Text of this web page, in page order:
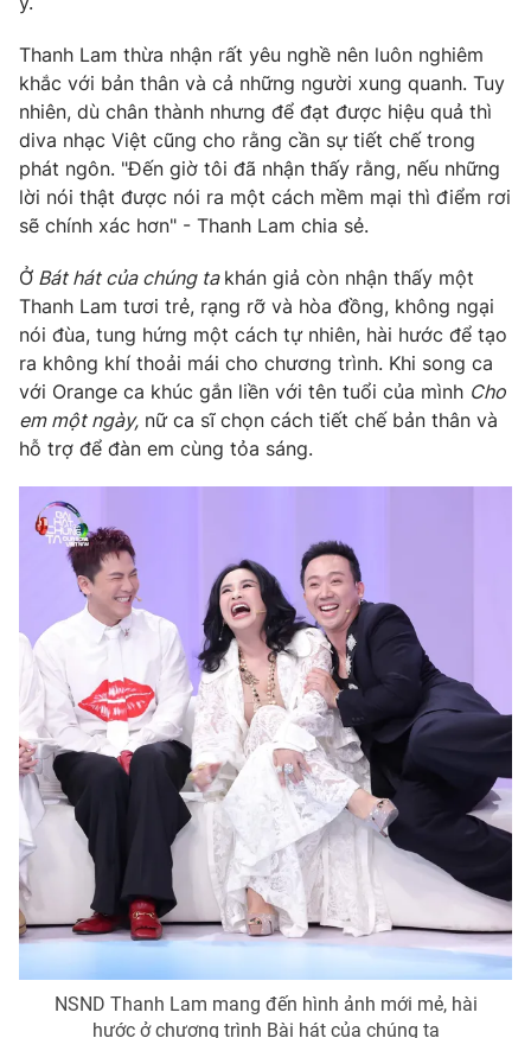
THỜI BÁO VTV
Theo dõi báo trên
Cơ quan chủ quản:Đài Truyền hình Việt Nam
Cơ quan báo chí:Thời báo VTV
Giấy phép hoạt động báo in và báo điện tử số 483/GP-BTTTT
cấp ngày 29/12/2023
Tổng Biên tập:Vũ Thanh Thủy
Phó Tổng Biên tập: Nguyễn Thị Mỹ Hạnh, Phạm Quốc Thắng,
Nguyễn Trọng Ninh
Tổng đài VTV:024.38 355 931 - 024.38 355 932
Ðiện thoại Thời báo VTV:
Email:toasoan@vtv.vn
Liên hệ quảng cáo:
024-7300.7108
® Cấm sao chép dưới mọi hình thức nếu không có sự chấp
thuận bằng văn bản. Ghi rõ nguồn VTV.vn khi phát hành lại
Thanh Lam thừa nhận rất yêu nghề nên luôn nghiêm
khắc với bản thân và cả những người xung quanh. Tuy
nhiên, dù chân thành nhưng để đạt được hiệu quả thì
diva nhạc Việt cũng cho rằng cần sự tiết chế trong
phát ngôn. "Đến giờ tôi đã nhận thấy rằng, nếu những
lời nói thật được nói ra một cách mềm mại thì điểm rơi
sẽ chính xác hơn" - Thanh Lam chia sẻ.
Ở Bát hát của chúng ta khán giả còn nhận thấy một
Thanh Lam tươi trẻ, rạng rỡ và hòa đồng, không ngại
nói đùa, tung hứng một cách tự nhiên, hài hước để tạo
ra không khí thoải mái cho chương trình. Khi song ca
với Orange ca khúc gắn liền với tên tuổi của mình Cho
em một ngày, nữ ca sĩ chọn cách tiết chế bản thân và
hỗ trợ để đàn em cùng tỏa sáng.
NSND Thanh Lam mang đến hình ảnh mới mẻ, hài
hước ở chương trình Bài hát của chúng ta